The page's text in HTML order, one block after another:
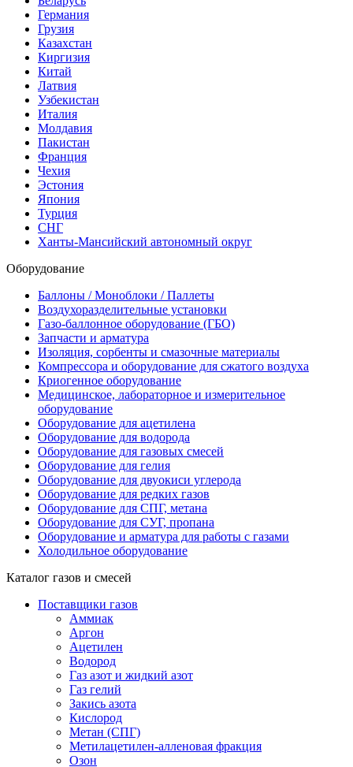
Германия
Грузия
Казахстан
Киргизия
Китай
Латвия
Узбекистан
Италия
Молдавия
Пакистан
Франция
Чехия
Эстония
Япония
Турция
СНГ
Ханты-Мансийский автономный округ
Оборудование
Баллоны / Моноблоки / Паллеты
Воздухоразделительные установки
Газо-баллонное оборудование (ГБО)
Запчасти и арматура
Изоляция, сорбенты и смазочные материалы
Компрессора и оборудование для сжатого воздуха
Криогенное оборудование
Медицинское, лабораторное и измерительное
оборудование
Оборудование для ацетилена
Оборудование для водорода
Оборудование для газовых смесей
Оборудование для гелия
Оборудование для двуокиси углерода
Оборудование для редких газов
Оборудование для СПГ, метана
Оборудование для СУГ, пропана
Оборудование и арматура для работы с газами
Холодильное оборудование
Каталог газов и смесей
Поставщики газов
Аммиак
Аргон
Ацетилен
Водород
Газ азот и жидкий азот
Газ гелий
Закись азота
Кислород
Метан (СПГ)
Метилацетилен-алленовая фракция
Озон